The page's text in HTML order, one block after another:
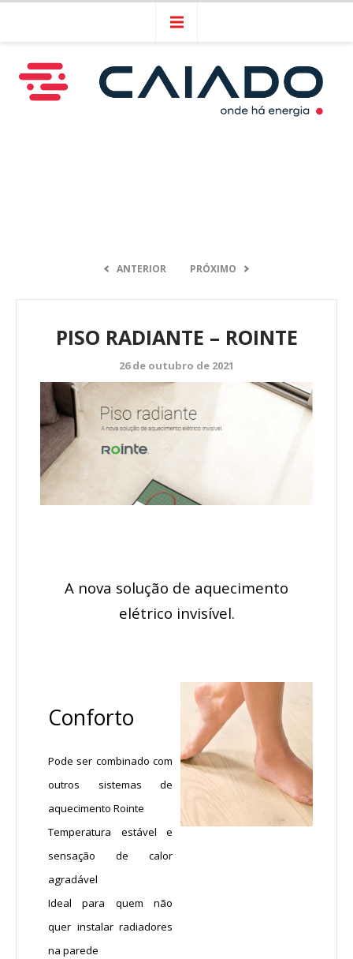
ANTERIOR PRÓXIMO
PISO RADIANTE – ROINTE
26 de outubro de 2021
A nova solução de aquecimento
elétrico invisível.
Conforto
Pode ser combinado com
outros sistemas de
aquecimento Rointe
Temperatura estável e
sensação de calor
agradável
Ideal para quem não
quer instalar radiadores
na parede